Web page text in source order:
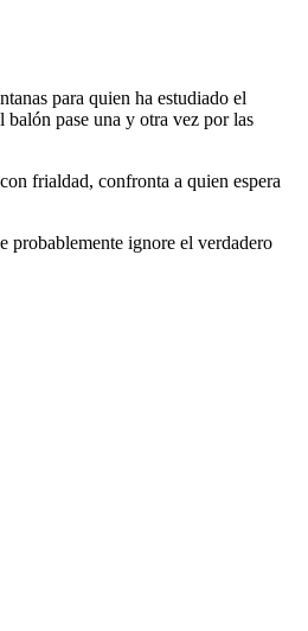
para quien ha estudiado el
balón pase una y otra vez por las
frialdad, confronta a quien espera
probablemente ignore el verdadero